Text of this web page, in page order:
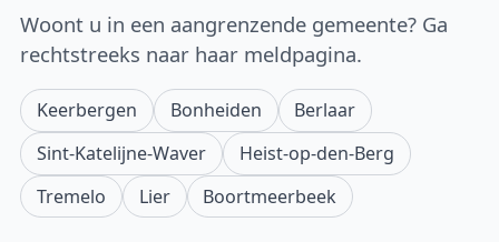
Woont u in een aangrenzende gemeente? Ga
rechtstreeks naar haar meldpagina.
Keerbergen Bonheiden
Berlaar
Sint-Katelijne-Waver
Heist-op-den-Berg
Tremelo
Lier Boortmeerbeek